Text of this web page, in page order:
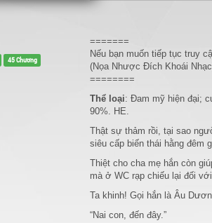
45 Chương
=======
Nếu bạn muốn tiếp tục truy
(Nọa Nhược Đích Khoái
========
Thể loại: Đam mỹ hiện đại;
90%. HE.
Thật sự thảm rồi, tại sao
siêu cấp biến thái hằng đêm
Thiệt cho cha mẹ hắn còn
mà ở WC rạp chiếu lại đối
Ta khinh! Gọi hắn là Âu
“Nai con, đến đây.”